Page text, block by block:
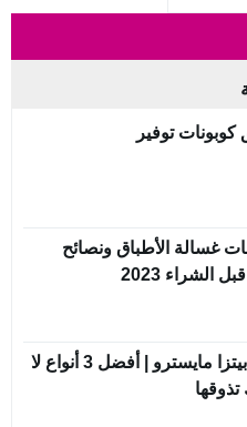
كوبونات توفير
غسالة الأطباق ونصائح
الشراء 2023
انواع بيتزا مايسترو | أفضل 3 أنواع لا
تذوقها